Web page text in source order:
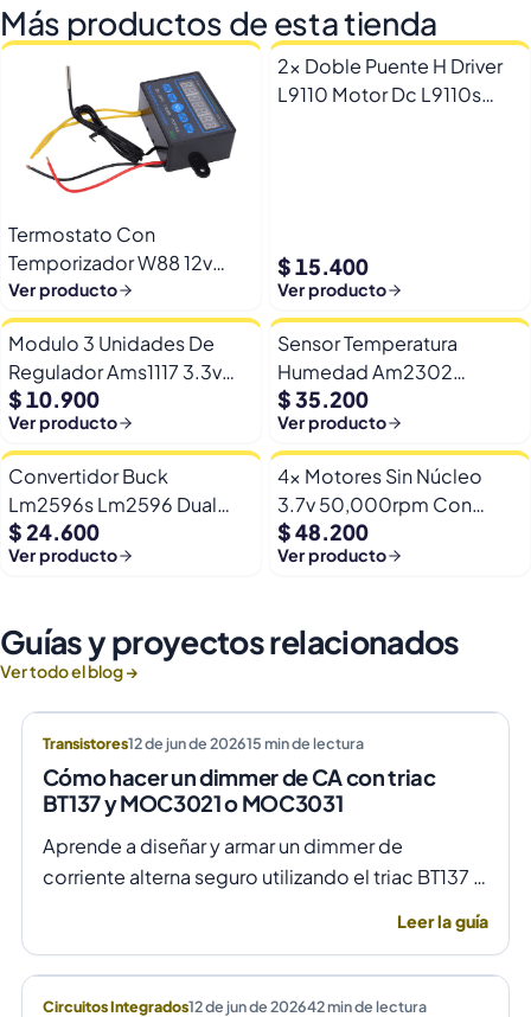
Más productos de esta tienda
Termostato Con
Temporizador W88 12v
Automatico Frio Calor
Ver producto
2x Doble Puente H Driver
L9110 Motor Dc L9110s
$ 15.400
Ver producto
Modulo 3 Unidades De
Regulador Ams1117 3.3v
Yp-8 Con Pines
$ 10.900
Ver producto
Sensor Temperatura
Humedad Am2302
Dht22/am2302 Digital
Esp32
$ 35.200
Ver producto
Convertidor Buck
Lm2596s Lm2596 Dual
Usb 9-36v A 5v Dc Jack
$ 24.600
Ver producto
4x Motores Sin Núcleo
3.7v 50,000rpm Con
Helices Micro Fpv
$ 48.200
Ver producto
Guías y proyectos relacionados
Ver todo el blog →
Transistores12 de jun de 202615min de lectura
Cómo hacer un dimmer de CA con triac
BT137 y MOC3021 o MOC3031
Aprende a diseñar y armar un dimmer de
corriente alterna seguro utilizando el triac BT137 y
Leer la guía
Circuitos Integrados12 de jun de 202642min de lectura